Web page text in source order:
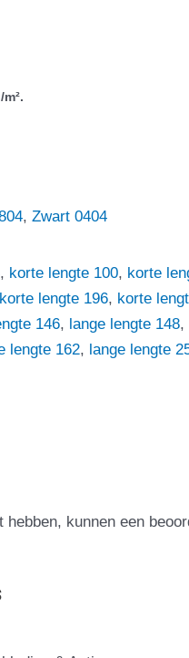
, Zwart 0404
, korte lengte 100, korte
korte lengte 196, korte
146, lange lengte 148,
lengte 162, lange lengte
kunnen een